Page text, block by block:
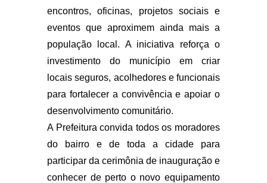
encontros, oficinas, projetos sociais e
eventos que aproximem ainda mais a
população local. A iniciativa reforça o
investimento do município em criar
locais seguros, acolhedores e funcionais
para fortalecer a convivência e apoiar o
desenvolvimento comunitário.
A Prefeitura convida todos os moradores
do bairro e de toda a cidade para
participar da cerimônia de inauguração e
conhecer de perto o novo equipamento